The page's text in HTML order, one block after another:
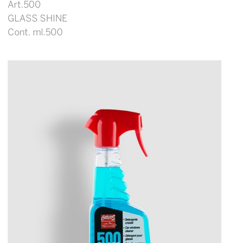
Art.500
GLASS SHINE
Cont. ml.500